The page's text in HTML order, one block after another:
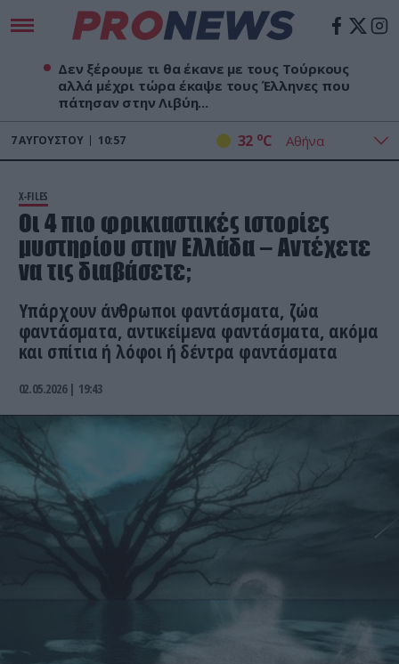
Δεν ξέρουμε τι θα έκανε με τους Τούρκους
αλλά μέχρι τώρα έκαψε τους Έλληνες που
πάτησαν στην Λιβύη...
7ΑΥΓΟΎΣΤΟΥ 10:57 32 oC
X-FILES
Οι 4 πιο φρικιαστικές ιστορίες
μυστηρίου στην Ελλάδα – Αντέχετε
να τις διαβάσετε;
Υπάρχουν άνθρωποι φαντάσματα, ζώα
φαντάσματα, αντικείμενα φαντάσματα, ακόμα
και σπίτια ή λόφοι ή δέντρα φαντάσματα
02.05.2026 | 19:43